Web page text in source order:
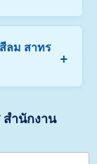
ะพื้นที่
ธารณะมาก
รถไฟฟ้า BTS
), รถด่วน
เรือด่วน
ะลูกค้าเดิน
ลม สาทร +
/ห้องส่วน
ณการให้ทีม
วบรวมตัว
ำนักงาน